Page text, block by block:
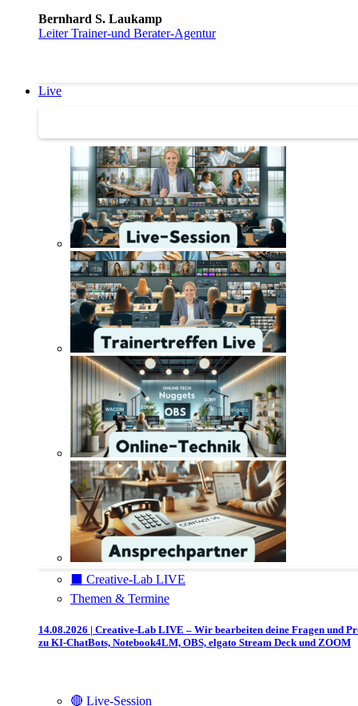
Bernhard S. Laukamp
Leiter Trainer-und Berater-Agentur
Live
⬛️ Creative-Lab LIVE
Themen & Termine
14.08.2026 | Creative-Lab LIVE – Wir bearbeiten deine Fragen und
zu KI-ChatBots, Notebook4LM, OBS, elgato Stream Deck und ZOOM
🔴 Live-Session